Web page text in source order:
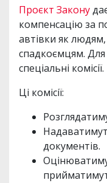
Проєкт Закону
компенсацію за
автівки як людям,
спадкоємцям.
спеціальні комісії.
Ці комісії:
документів.